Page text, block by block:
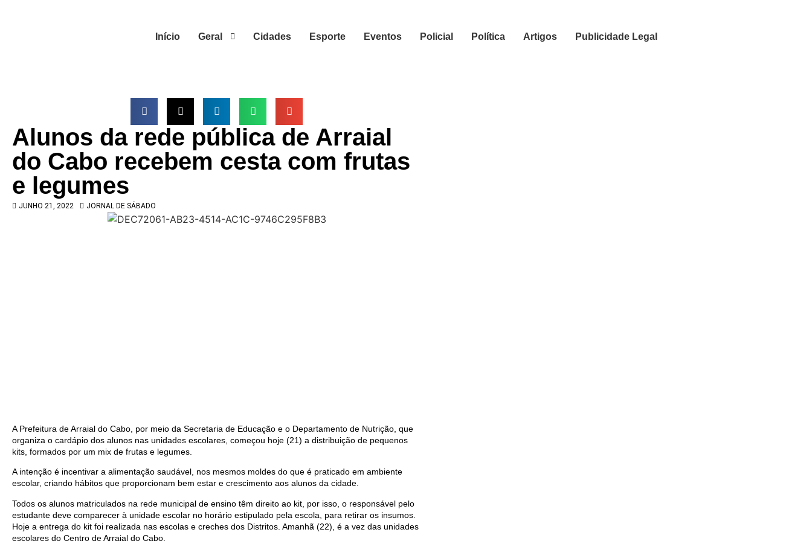
Início Geral Cidades Esporte Eventos Policial Política Artigos Publicidade Legal
Alunos da rede pública de Arraial
do Cabo recebem cesta com frutas
e legumes
JUNHO 21, 2022 JORNAL DE SÁBADO
A Prefeitura de Arraial do Cabo, por meio da Secretaria de Educação e o Departamento de Nutrição, que
organiza o cardápio dos alunos nas unidades escolares, começou hoje (21) a distribuição de pequenos
kits, formados por um mix de frutas e legumes.
A intenção é incentivar a alimentação saudável, nos mesmos moldes do que é praticado em ambiente
escolar, criando hábitos que proporcionam bem estar e crescimento aos alunos da cidade.
Todos os alunos matriculados na rede municipal de ensino têm direito ao kit, por isso, o responsável pelo
estudante deve comparecer à unidade escolar no horário estipulado pela escola, para retirar os insumos.
Hoje a entrega do kit foi realizada nas escolas e creches dos Distritos. Amanhã (22), é a vez das unidades
escolares do Centro de Arraial do Cabo.